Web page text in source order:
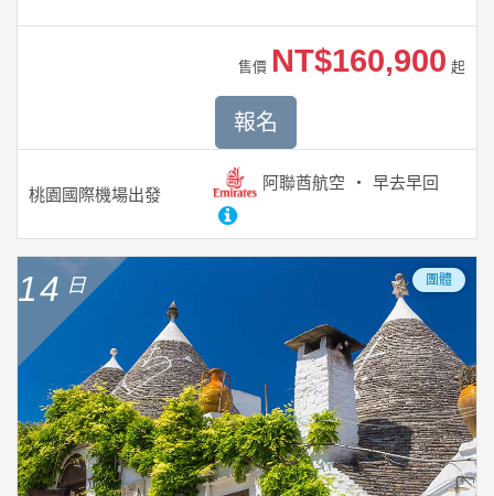
桃園國際機場出發
阿聯酋航空 早去早回
售價 NT$160,900 起
報名
14 團體